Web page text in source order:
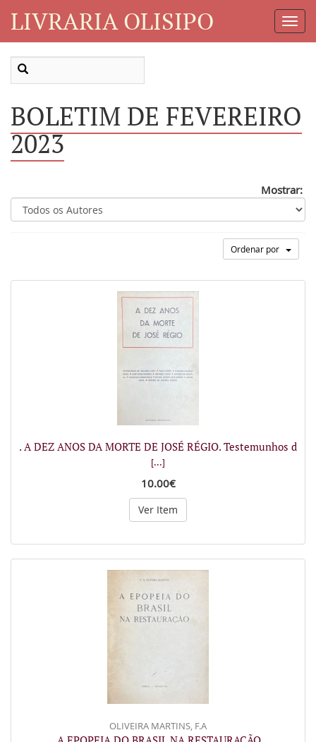
LIVRARIA OLISIPO
BOLETIM DE FEVEREIRO
2023
Mostrar:
Ordenar por
. A DEZ ANOS DA MORTE DE JOSÉ RÉGIO. Testemunhos d
[...]
10.00€
Ver Item
OLIVEIRA MARTINS, F.A